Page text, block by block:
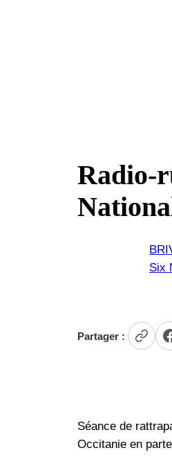
Radio-
Six
Partager :
Séance de
Occitanie en